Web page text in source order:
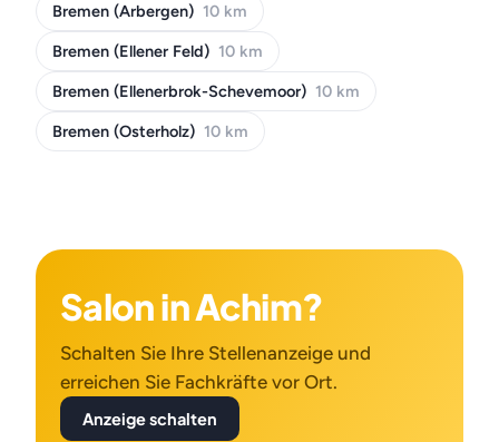
Bremen (Arbergen) 10 km
Bremen (Ellener Feld) 10 km
Bremen (Ellenerbrok-Schevemoor) 10 km
Bremen (Osterholz) 10 km
Salon in Achim?
Schalten Sie Ihre Stellenanzeige und
erreichen Sie Fachkräfte vor Ort.
Anzeige schalten